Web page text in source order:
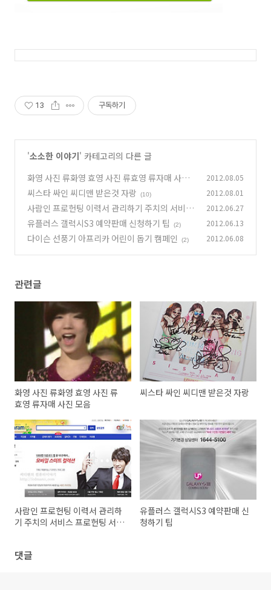
13 구독하기
'소소한 이야기' 카테고리의 다른 글
화영 사진 류화영 효영 사진 류효영 류자매 사진
모음
(20)
2012.08.05
씨스타 싸인 씨디맨 받은것 자랑 (10) 2012.08.01
사람인 프로헌팅 이력서 관리하기 주치의 서비스
프로헌팅 서비스
(5)
2012.06.27
유플러스 갤럭시S3 예약판매 신청하기 팁 (2) 2012.06.13
다이슨 선풍기 아프리카 어린이 돕기 캠페인 (2) 2012.06.08
관련글
화영 사진 류화영 효영 사진 류
효영 류자매 사진 모음
씨스타 싸인 씨디맨 받은것 자랑
사람인 프로헌팅 이력서 관리하
기 주치의 서비스 프로헌팅 서비
유플러스 갤럭시S3 예약판매 신
청하기 팁
댓글